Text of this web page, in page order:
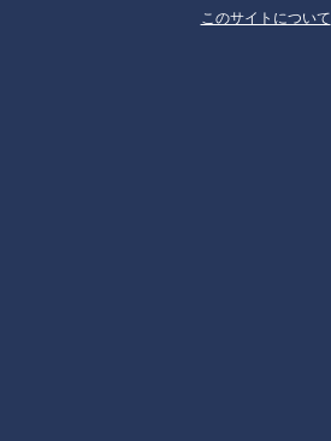
このサイトについて